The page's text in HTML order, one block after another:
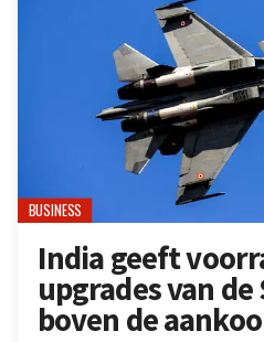
BUSINESS
India geeft
upgrades van de
boven de